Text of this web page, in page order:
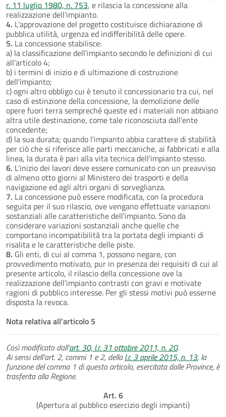
r. 11 luglio 1980, n. 753, e rilascia la concessione alla
realizzazione dell'impianto.
4. L'approvazione del progetto costituisce dichiarazione di
pubblica utilità, urgenza ed indifferibilità delle opere.
5. La concessione stabilisce:
a) la classificazione dell'impianto secondo le definizioni di cui
all'articolo 4;
b) i termini di inizio e di ultimazione di costruzione
dell'impianto;
c) ogni altro obbligo cui è tenuto il concessionario tra cui, nel
caso di estinzione della concessione, la demolizione delle
opere fuori terra sempreché queste ed i materiali non abbiano
altra utile destinazione, come tale riconosciuta dall'ente
concedente;
d) la sua durata; quando l'impianto abbia carattere di stabilità
per ciò che si riferisce alle parti meccaniche, ai fabbricati e alla
linea, la durata è pari alla vita tecnica dell'impianto stesso.
6. L'inizio dei lavori deve essere comunicato con un preavviso
di almeno otto giorni al Ministero dei trasporti e della
navigazione ed agli altri organi di sorveglianza.
7. La concessione può essere modificata, con la procedura
seguita per il suo rilascio, ove vengano effettuate variazioni
sostanziali alle caratteristiche dell'impianto. Sono da
considerare variazioni sostanziali anche quelle che
comportano incompatibilità tra la portata degli impianti di
risalita e le caratteristiche delle piste.
8. Gli enti, di cui al comma 1, possono negare, con
provvedimento motivato, pur in presenza dei requisiti di cui al
presente articolo, il rilascio della concessione ove la
realizzazione dell'impianto contrasti con gravi e motivate
ragioni di pubblico interesse. Per gli stessi motivi può esserne
disposta la revoca.
Nota relativa all'articolo 5
Così modificato dall'art. 30, l.r. 31 ottobre 2011, n. 20.
Ai sensi dell'art. 2, commi 1 e 2, dellal.r. 3 aprile 2015, n. 13, la
funzione del comma 1 di questo articolo, esercitata dalle Province, è
trasferita alla Regione.
Art. 6
(Apertura al pubblico esercizio degli impianti)